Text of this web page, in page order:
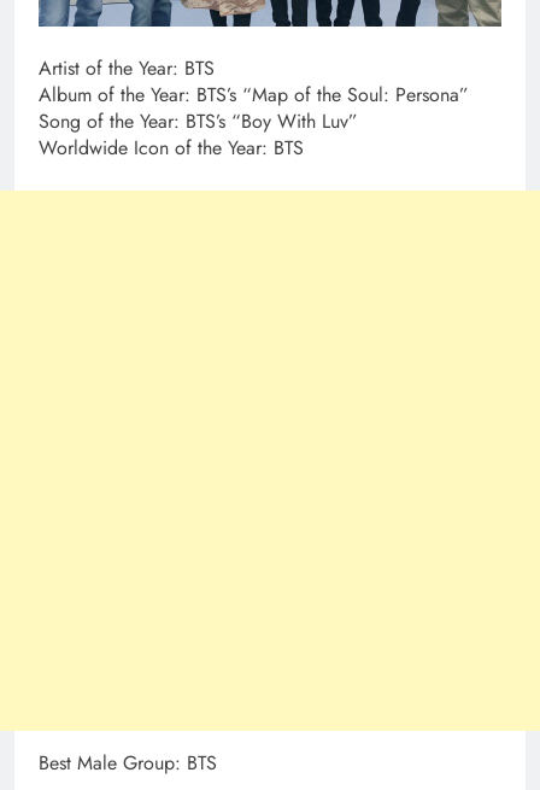
Artist of the Year: BTS
Album of the Year: BTS’s “Map of the Soul: Persona”
Song of the Year: BTS’s “Boy With Luv”
Worldwide Icon of the Year: BTS
Best Male Group: BTS